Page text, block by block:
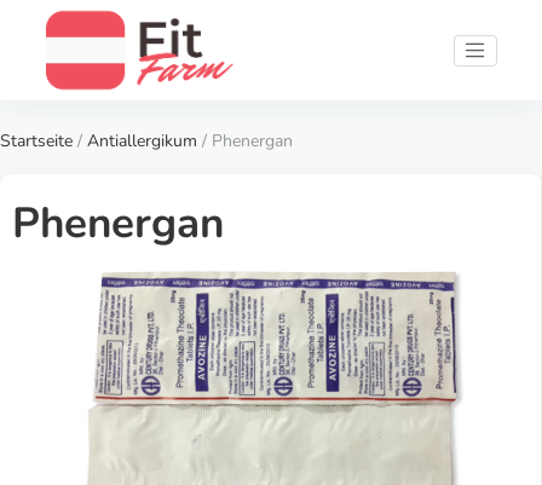
Startseite / Antiallergikum / Phenergan
Phenergan